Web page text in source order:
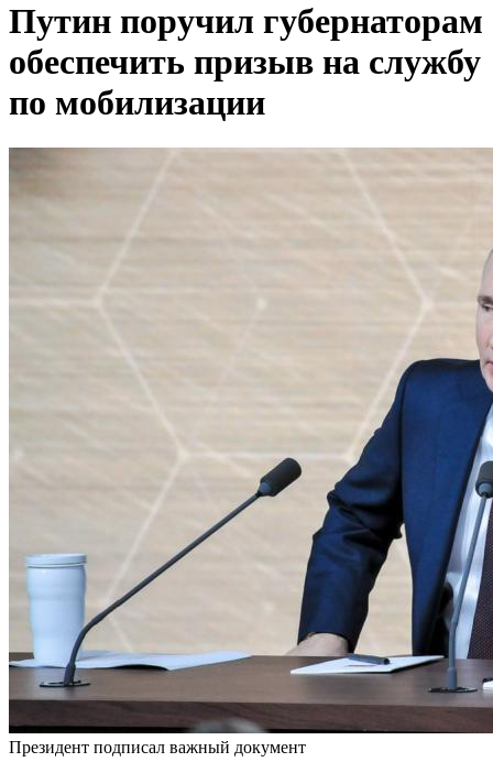
Путин поручил губернаторам
обеспечить призыв на службу
по мобилизации
Президент подписал важный документ